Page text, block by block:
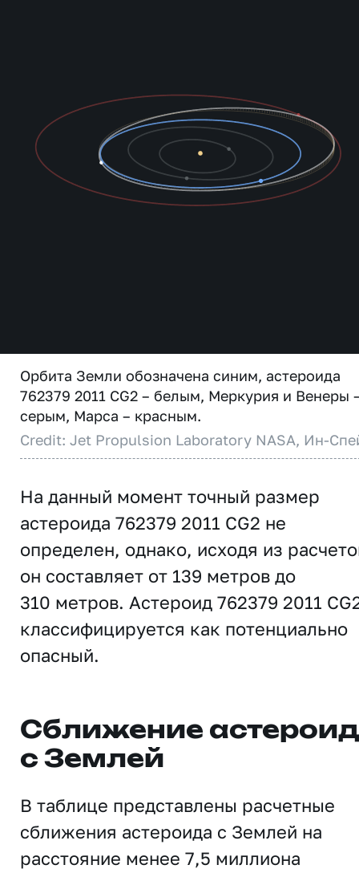
Орбита Земли обозначена синим, астероида
762379 2011 CG2 – белым, Меркурия и Венеры
серым, Марса – красным.
Credit: Jet Propulsion Laboratory NASA, Ин-
На данный момент точный размер
астероида 762379 2011 CG2 не
определен, однако, исходя из
он составляет от 139 метров до
310 метров. Астероид 762379 2011
классифицируется как потенциально
опасный.
Сближение
с Землей
В таблице представлены расчетные
сближения астероида с Землей на
расстояние менее 7,5 миллиона